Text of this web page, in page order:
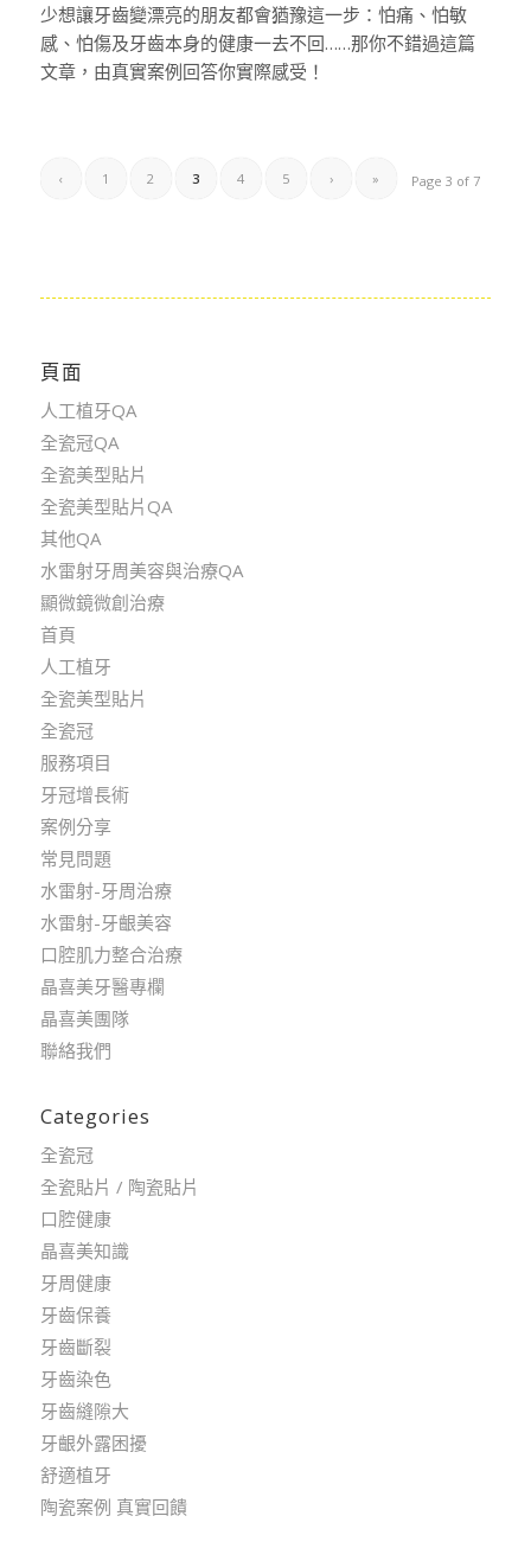
少想讓牙齒變漂亮的朋友都會猶豫這一步：怕痛、怕敏
感、怕傷及牙齒本身的健康一去不回……那你不錯過這篇
文章，由真實案例回答你實際感受！
Page 3 of 7
‹ 1 2 3 4 5 › »
頁面
人工植牙QA
全瓷冠QA
全瓷美型貼片
全瓷美型貼片QA
其他QA
水雷射牙周美容與治療QA
顯微鏡微創治療
首頁
人工植牙
全瓷美型貼片
全瓷冠
服務項目
牙冠增長術
案例分享
常見問題
水雷射-牙周治療
水雷射-牙齦美容
口腔肌力整合治療
晶喜美牙醫專欄
晶喜美團隊
聯絡我們
Categories
全瓷冠
全瓷貼片 / 陶瓷貼片
口腔健康
晶喜美知識
牙周健康
牙齒保養
牙齒斷裂
牙齒染色
牙齒縫隙大
牙齦外露困擾
舒適植牙
陶瓷案例 真實回饋